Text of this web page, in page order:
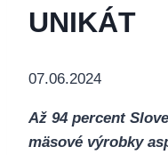
UNIKÁT
07.06.2024
Až 94 percent
mäsové výrobky